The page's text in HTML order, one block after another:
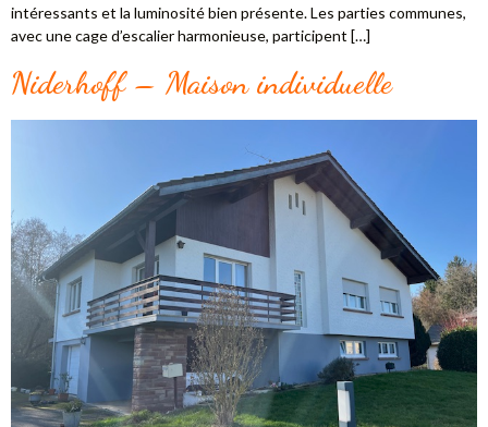
intéressants et la luminosité bien présente. Les parties communes,
avec une cage d’escalier harmonieuse, participent […]
Niderhoff – Maison individuelle